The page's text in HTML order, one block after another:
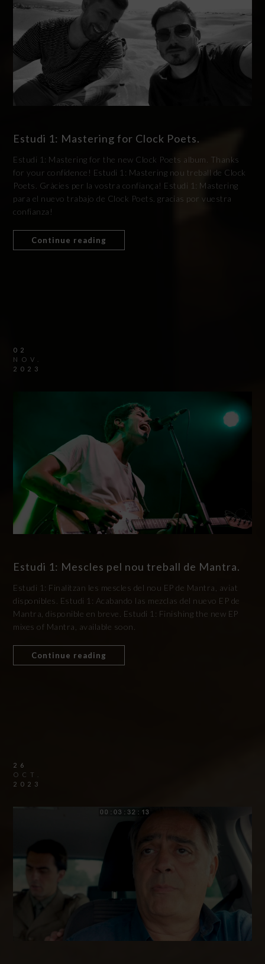
Estudi 1: Mastering for Clock Poets.
Estudi 1: Mastering for the new Clock Poets album. Thanks
for your confidence! Estudi 1: Mastering nou treball de Clock
Poets. Gràcies per la vostra confiança! Estudi 1: Mastering
para el nuevo trabajo de Clock Poets. gracias por vuestra
confianza!
Continue reading
02
NOV.
2023
Estudi 1: Mescles pel nou treball de Mantra.
Estudi 1: Finalitzan les mescles del nou EP de Mantra, aviat
disponibles. Estudi 1: Acabando las mezclas del nuevo EP de
Mantra, disponible en breve. Estudi 1: Finishing the new EP
mixes of Mantra, available soon.
Continue reading
26
OCT.
2023